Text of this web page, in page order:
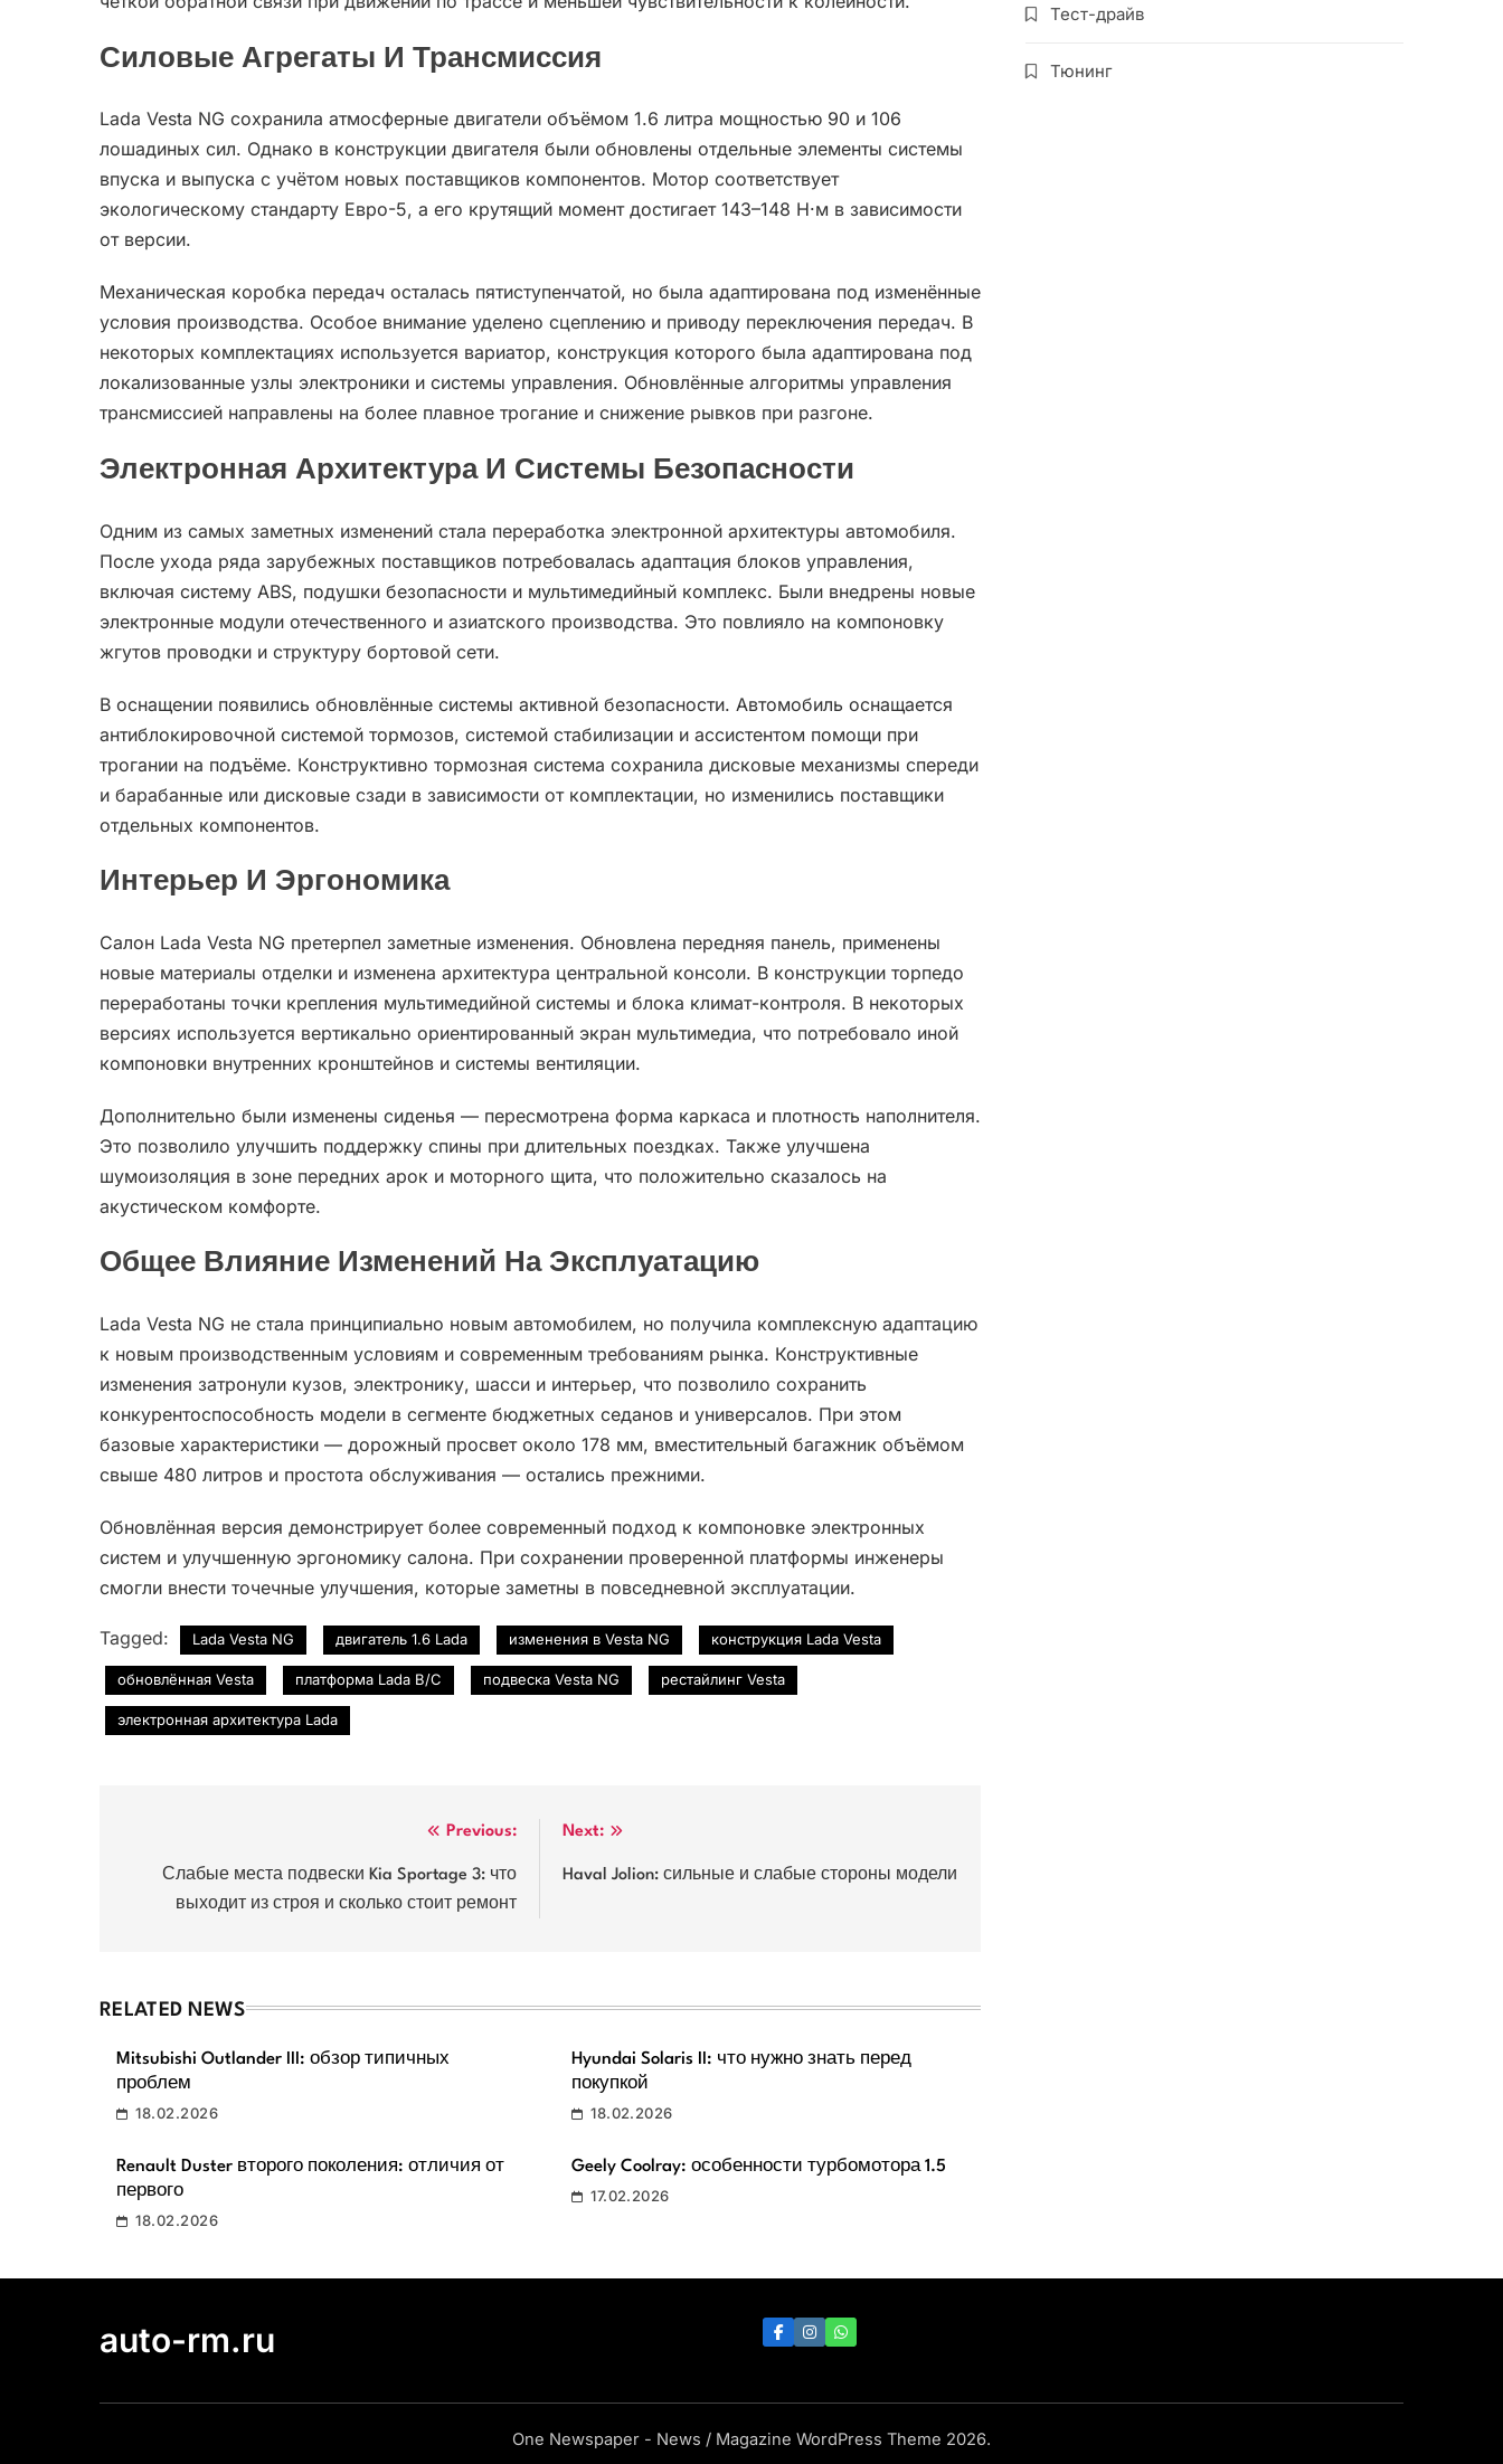
Силовые Агрегаты И Трансмиссия
Lada Vesta NG сохранила атмосферные двигатели объёмом 1.6 литра мощностью 90 и 106
лошадиных сил. Однако в конструкции двигателя были обновлены отдельные элементы системы
впуска и выпуска с учётом новых поставщиков компонентов. Мотор соответствует
экологическому стандарту Евро-5, а его крутящий момент достигает 143–148 Н·м в зависимости
от версии.
Механическая коробка передач осталась пятиступенчатой, но была адаптирована под изменённые
условия производства. Особое внимание уделено сцеплению и приводу переключения передач. В
некоторых комплектациях используется вариатор, конструкция которого была адаптирована под
локализованные узлы электроники и системы управления. Обновлённые алгоритмы управления
трансмиссией направлены на более плавное трогание и снижение рывков при разгоне.
Электронная Архитектура И Системы Безопасности
Одним из самых заметных изменений стала переработка электронной архитектуры автомобиля.
После ухода ряда зарубежных поставщиков потребовалась адаптация блоков управления,
включая систему ABS, подушки безопасности и мультимедийный комплекс. Были внедрены новые
электронные модули отечественного и азиатского производства. Это повлияло на компоновку
жгутов проводки и структуру бортовой сети.
В оснащении появились обновлённые системы активной безопасности. Автомобиль оснащается
антиблокировочной системой тормозов, системой стабилизации и ассистентом помощи при
трогании на подъёме. Конструктивно тормозная система сохранила дисковые механизмы спереди
и барабанные или дисковые сзади в зависимости от комплектации, но изменились поставщики
отдельных компонентов.
Интерьер И Эргономика
Салон Lada Vesta NG претерпел заметные изменения. Обновлена передняя панель, применены
новые материалы отделки и изменена архитектура центральной консоли. В конструкции торпедо
переработаны точки крепления мультимедийной системы и блока климат-контроля. В некоторых
версиях используется вертикально ориентированный экран мультимедиа, что потребовало иной
компоновки внутренних кронштейнов и системы вентиляции.
Дополнительно были изменены сиденья — пересмотрена форма каркаса и плотность наполнителя.
Это позволило улучшить поддержку спины при длительных поездках. Также улучшена
шумоизоляция в зоне передних арок и моторного щита, что положительно сказалось на
акустическом комфорте.
Общее Влияние Изменений На Эксплуатацию
Lada Vesta NG не стала принципиально новым автомобилем, но получила комплексную адаптацию
к новым производственным условиям и современным требованиям рынка. Конструктивные
изменения затронули кузов, электронику, шасси и интерьер, что позволило сохранить
конкурентоспособность модели в сегменте бюджетных седанов и универсалов. При этом
базовые характеристики — дорожный просвет около 178 мм, вместительный багажник объёмом
свыше 480 литров и простота обслуживания — остались прежними.
Обновлённая версия демонстрирует более современный подход к компоновке электронных
систем и улучшенную эргономику салона. При сохранении проверенной платформы инженеры
смогли внести точечные улучшения, которые заметны в повседневной эксплуатации.
Tagged: Lada Vesta NG двигатель 1.6 Lada изменения в Vesta NG конструкция Lada Vesta
обновлённая Vesta платформа Lada B/C подвеска Vesta NG рестайлинг Vesta
электронная архитектура Lada
записям
Previous:
Слабые места подвески Kia Sportage 3: что
выходит из строя и сколько стоит ремонт
Next:
Haval Jolion: сильные и слабые стороны модели
RELATED NEWS
Mitsubishi Outlander III: обзор типичных
проблем
18.02.2026
Hyundai Solaris II: что нужно знать перед
покупкой
18.02.2026
Renault Duster второго поколения: отличия от
первого
18.02.2026
Geely Coolray: особенности турбомотора 1.5
17.02.2026
Тест-драйв
Тюнинг
auto-rm.ru
One Newspaper - News / Magazine WordPress Theme 2026.